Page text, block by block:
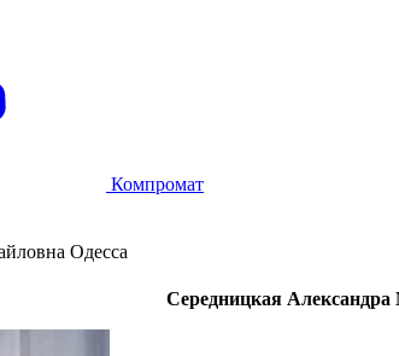
Компромат
Одесса
Середницкая Александра